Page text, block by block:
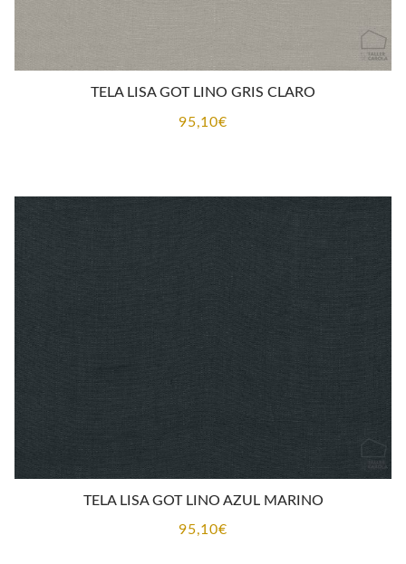
TELA LISA GOT LINO GRIS CLARO
95,10€
TELA LISA GOT LINO AZUL MARINO
95,10€